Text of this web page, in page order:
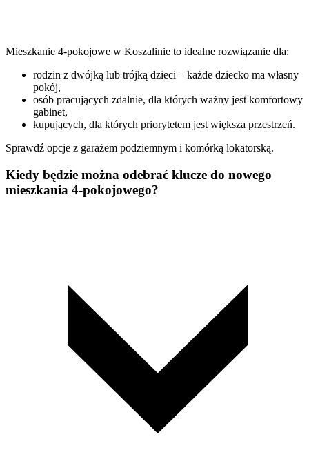
Mieszkanie 4-pokojowe w Koszalinie to idealne rozwiązanie dla:
rodzin z dwójką lub trójką dzieci – każde dziecko ma własny
pokój,
osób pracujących zdalnie, dla których ważny jest komfortowy
gabinet,
kupujących, dla których priorytetem jest większa przestrzeń.
Sprawdź opcje z garażem podziemnym i komórką lokatorską.
Kiedy będzie można odebrać klucze do nowego
mieszkania 4-pokojowego?